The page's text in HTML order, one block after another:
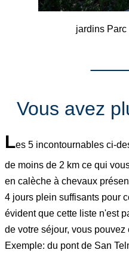
jardins
Vous avez
Les 5 incontournables ci-
de moins de 2 km ce qui
en calèche à chevaux
4 jours plein suffisants pour
évident que cette liste n'est
de votre séjour, vous
Exemple: du pont de San